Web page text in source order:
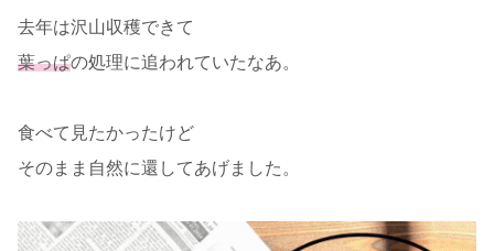
去年は沢山収穫できて
葉っぱの処理に追われていたなあ。
食べて見たかったけど
そのまま自然に還してあげました。